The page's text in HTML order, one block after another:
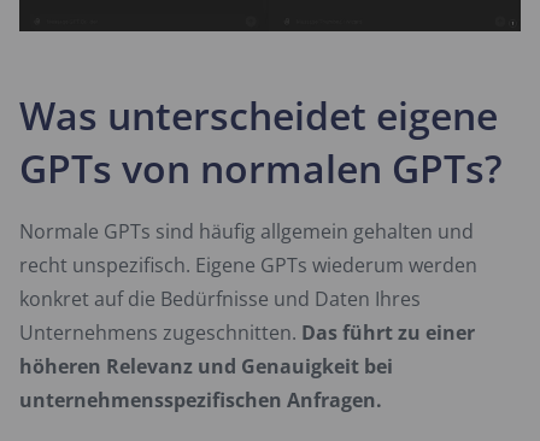
Was unterscheidet eigene
GPTs von normalen GPTs?
Normale GPTs sind häufig allgemein gehalten und
recht unspezifisch. Eigene GPTs wiederum werden
konkret auf die Bedürfnisse und Daten Ihres
Unternehmens zugeschnitten. Das führt zu einer
höheren Relevanz und Genauigkeit bei
unternehmensspezifischen Anfragen.